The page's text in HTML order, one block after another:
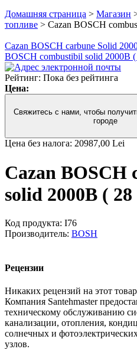
Домашняя страница > Магазин
топливе > Cazan BOSCH
Cazan BOSCH carbune Solid
BOSCH combustibil solid 2000B
Рейтинг: Пока без рейтинга
Цена:
Свяжитесь с нами, чтобы
городе
Цена без налога: 20987,00 Lei
Cazan BOSCH
solid 2000B (
Код продукта: I76
Производитель: BOSH
Рецензии
Никаких рецензий на этот
Компания Santehmaster
техническому обслуживанию
канализации, отопления,
солнечных и
узлов.